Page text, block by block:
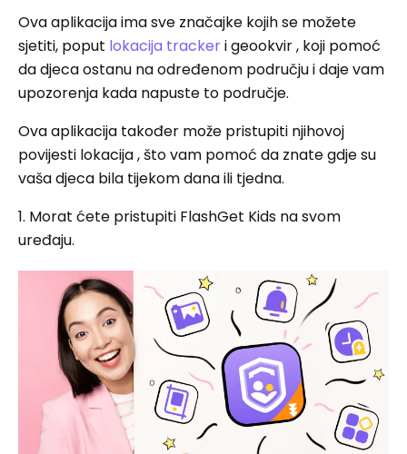
Ova aplikacija ima sve značajke kojih se možete
sjetiti, poput lokacija trackeri geookvir , koji pomoć
da djeca ostanu na određenom području i daje vam
upozorenja kada napuste to područje.
Ova aplikacija također može pristupiti njihovoj
povijesti lokacija , što vam pomoć da znate gdje su
vaša djeca bila tijekom dana ili tjedna.
1. Morat ćete pristupiti FlashGet Kids na svom
uređaju.